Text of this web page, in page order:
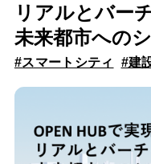
リアルとバー
未来都市への
#スマートシティ #建